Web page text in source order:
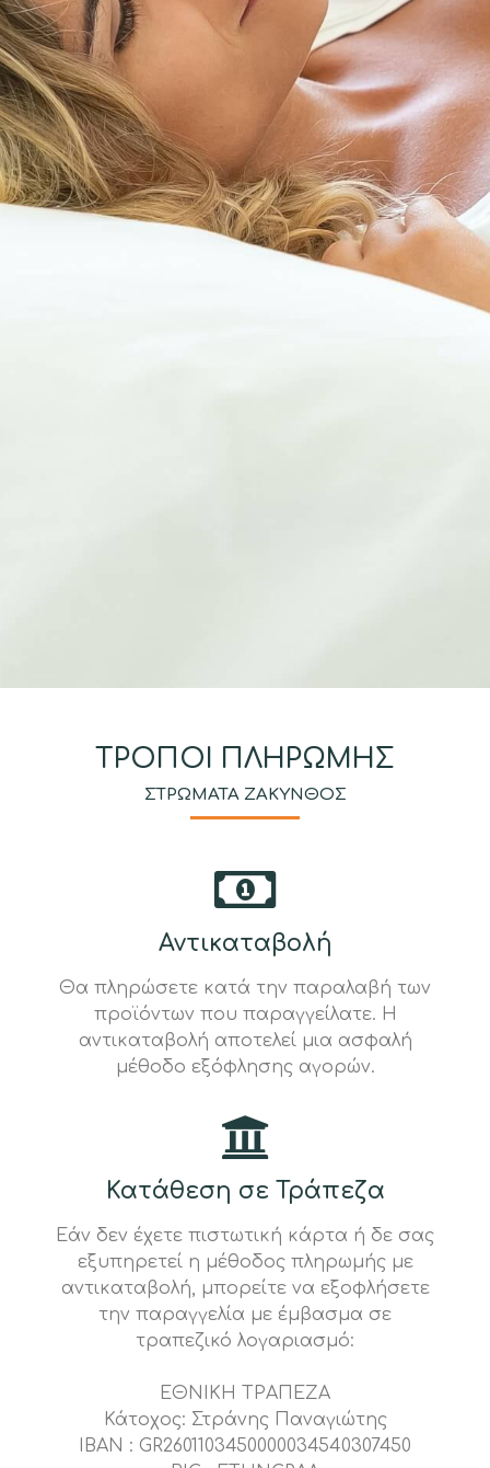
ΤΡΟΠΟΙ ΠΛΗΡΩΜΗΣ
ΣΤΡΩΜΑΤΑ ΖΑΚΥΝΘΟΣ
Αντικαταβολή
Θα πληρώσετε κατά την παραλαβή των
προϊόντων που παραγγείλατε. Η
αντικαταβολή αποτελεί μια ασφαλή
μέθοδο εξόφλησης αγορών.
Κατάθεση σε Τράπεζα
Εάν δεν έχετε πιστωτική κάρτα ή δε σας
εξυπηρετεί η μέθοδος πληρωμής με
αντικαταβολή, μπορείτε να εξοφλήσετε
την παραγγελία με έμβασμα σε
τραπεζικό λογαριασμό:
ΕΘΝΙΚΗ ΤΡΑΠΕΖΑ
Κάτοχος: Στράνης Παναγιώτης
IBAN : GR2601103450000034540307450